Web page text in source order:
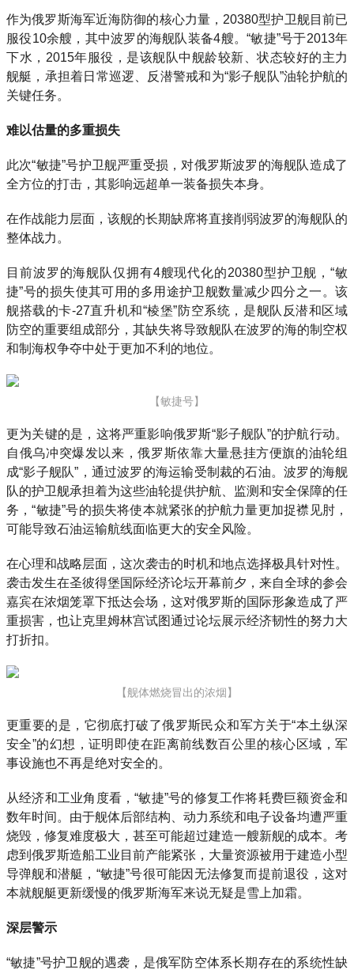
作为俄罗斯海军近海防御的核心力量，20380型护卫舰目前已
服役10余艘，其中波罗的海舰队装备4艘。“敏捷”号于2013年
下水，2015年服役，是该舰队中舰龄较新、状态较好的主力
舰艇，承担着日常巡逻、反潜警戒和为“影子舰队”油轮护航的
关键任务。
难以估量的多重损失
此次“敏捷”号护卫舰严重受损，对俄罗斯波罗的海舰队造成了
全方位的打击，其影响远超单一装备损失本身。
在作战能力层面，该舰的长期缺席将直接削弱波罗的海舰队的
整体战力。
目前波罗的海舰队仅拥有4艘现代化的20380型护卫舰，“敏
捷”号的损失使其可用的多用途护卫舰数量减少四分之一。该
舰搭载的卡-27直升机和“棱堡”防空系统，是舰队反潜和区域
防空的重要组成部分，其缺失将导致舰队在波罗的海的制空权
和制海权争夺中处于更加不利的地位。
【敏捷号】
更为关键的是，这将严重影响俄罗斯“影子舰队”的护航行动。
自俄乌冲突爆发以来，俄罗斯依靠大量悬挂方便旗的油轮组
成“影子舰队”，通过波罗的海运输受制裁的石油。波罗的海舰
队的护卫舰承担着为这些油轮提供护航、监测和安全保障的任
务，“敏捷”号的损失将使本就紧张的护航力量更加捉襟见肘，
可能导致石油运输航线面临更大的安全风险。
在心理和战略层面，这次袭击的时机和地点选择极具针对性。
袭击发生在圣彼得堡国际经济论坛开幕前夕，来自全球的参会
嘉宾在浓烟笼罩下抵达会场，这对俄罗斯的国际形象造成了严
重损害，也让克里姆林宫试图通过论坛展示经济韧性的努力大
打折扣。
【舰体燃烧冒出的浓烟】
更重要的是，它彻底打破了俄罗斯民众和军方关于“本土纵深
安全”的幻想，证明即使在距离前线数百公里的核心区域，军
事设施也不再是绝对安全的。
从经济和工业角度看，“敏捷”号的修复工作将耗费巨额资金和
数年时间。由于舰体后部结构、动力系统和电子设备均遭严重
烧毁，修复难度极大，甚至可能超过建造一艘新舰的成本。考
虑到俄罗斯造船工业目前产能紧张，大量资源被用于建造小型
导弹舰和潜艇，“敏捷”号很可能因无法修复而提前退役，这对
本就舰艇更新缓慢的俄罗斯海军来说无疑是雪上加霜。
深层警示
“敏捷”号护卫舰的遇袭，是俄军防空体系长期存在的系统性缺